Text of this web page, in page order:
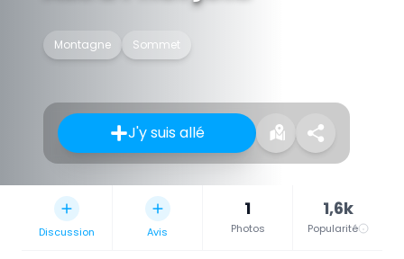
Montagne Sommet
J'y suis allé
Discussion Avis
1
Photos
1,6k
Popularité